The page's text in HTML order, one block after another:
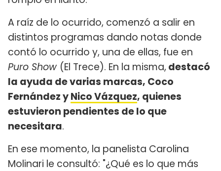
A raíz de lo ocurrido, comenzó a salir en
distintos programas dando notas donde
contó lo ocurrido y, una de ellas, fue en
Puro Show (El Trece). En la misma, destacó
la ayuda de varias marcas, Coco
Fernández yNico Vázquez, quienes
estuvieron pendientes de lo que
necesitara.
En ese momento, la panelista Carolina
Molinari le consultó: "¿Qué es lo que más